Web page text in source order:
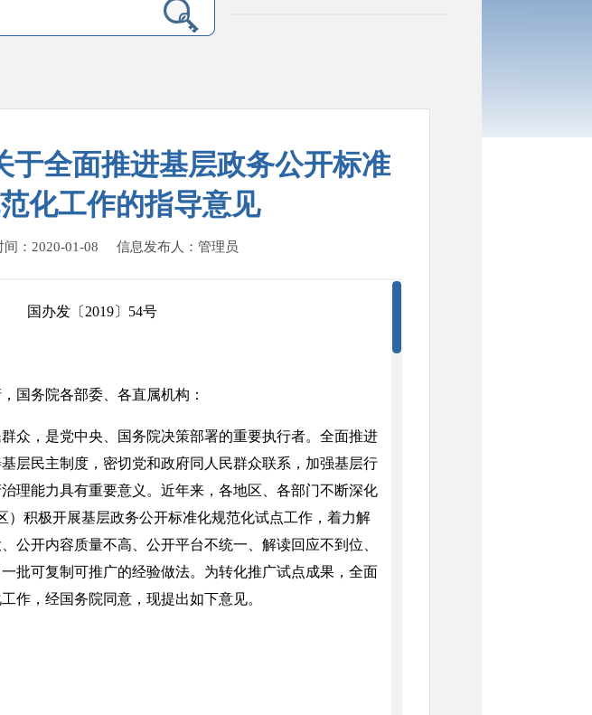
于全面推进基层政务公开标准
化工作的指导意见
间：2020-01-08 信息发布人：管理员
国办发〔2019〕54号
国务院各部委、各直属机构：
，是党中央、国务院决策部署的重要执行者。全面推进
层民主制度，密切党和政府同人民群众联系，加强基层行
理能力具有重要意义。近年来，各地区、各部门不断深化
）积极开展基层政务公开标准化规范化试点工作，着力解
公开内容质量不高、公开平台不统一、解读回应不到位、
批可复制可推广的经验做法。为转化推广试点成果，全面
作，经国务院同意，现提出如下意见。